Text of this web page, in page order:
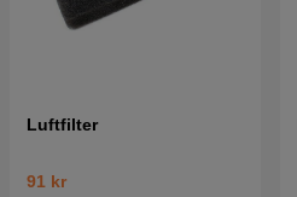
Luftfilter
91 kr